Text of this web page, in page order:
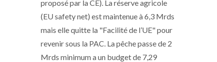
proposé par la CE). La réserve agricole
(EU safety net) est maintenue à 6,3 Mrds
mais elle quitte la "Facilité de l’UE" pour
revenir sous la PAC. La pêche passe de 2
Mrds minimum a un budget de 7,29